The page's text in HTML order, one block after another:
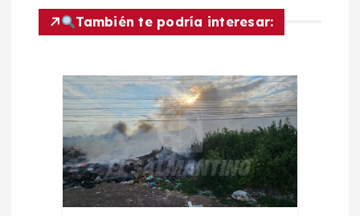
c
También te podría interesar: